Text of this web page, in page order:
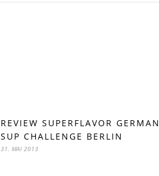
REVIEW SUPERFLAVOR GERMAN
SUP CHALLENGE BERLIN
31. MAI 2013